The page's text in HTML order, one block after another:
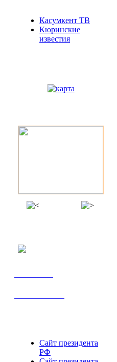
Касумкент ТВ
Кюринские
известия
Сайт президента
РФ